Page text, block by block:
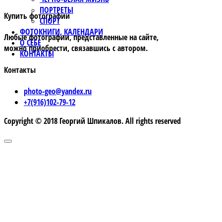
ПОРТРЕТЫ
СПОРТ
ФОТОКНИГИ, КАЛЕНДАРИ
О СЕБЕ
КОНТАКТЫ
Купить фотографии
Любые фотографии, представленные на сайте,
можно приобрести, связавшись с автором.
Контакты
photo-geo@yandex.ru
+7(916)102-79-12
Copyright © 2018 Георгий Шпикалов. All rights reserved